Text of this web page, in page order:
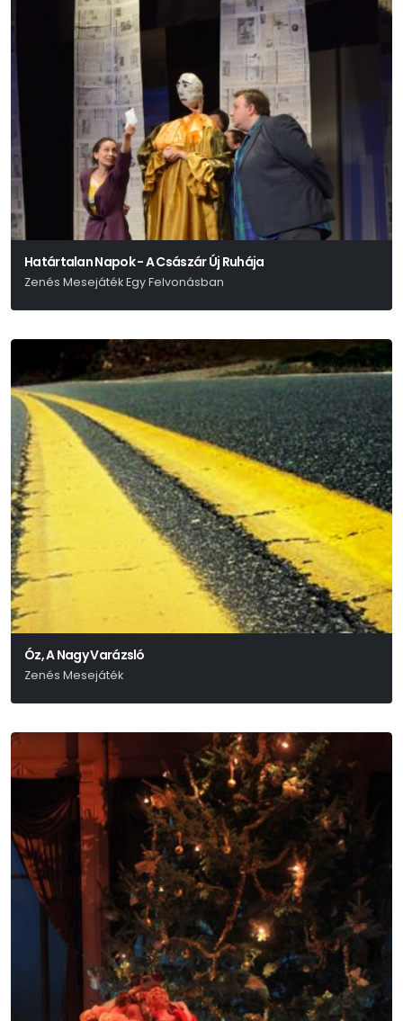
Határtalan Napok - A Császár Új Ruhája
Zenés Mesejáték Egy Felvonásban
Óz, A Nagy Varázsló
Zenés Mesejáték